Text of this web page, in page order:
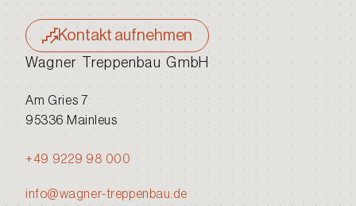
Kontakt aufnehmen
Wagner Treppenbau GmbH
Am Gries 7
95336 Mainleus
+49 9229 98 000
info@wagner-treppenbau.de